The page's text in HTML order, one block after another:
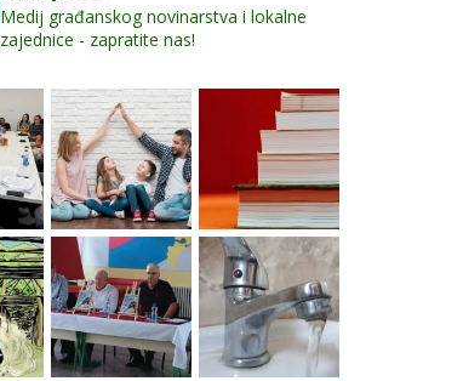
Medij građanskog novinarstva i lokalne
zajednice - zapratite nas!